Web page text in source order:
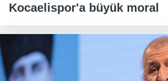
Kocaelispor'a büyük moral